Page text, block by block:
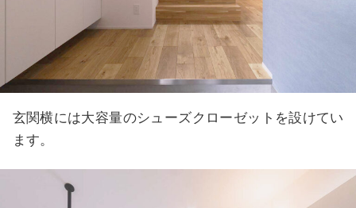
玄関横には大容量のシューズクローゼットを設けてい
ます。